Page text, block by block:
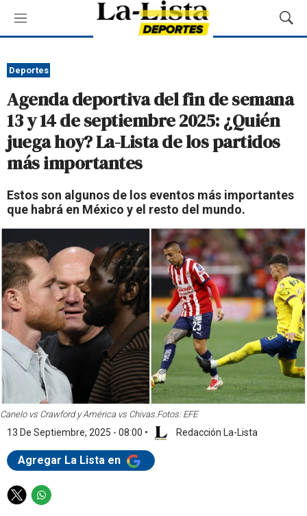
M
e
ú
M
o
a
r
e
a
Deportes
Agenda deportiva del fin de semana
13 y 14 de septiembre 2025: ¿Quién
juega hoy? La-Lista de los partidos
más importantes
Estos son algunos de los eventos más importantes
que habrá en México y el resto del mundo.
Canelo vs Crawford y América vs Chivas.Fotos: EFE
13 De Septiembre, 2025 - 08:00 • Redacción La-Lista
Agregar La Lista en
T
W